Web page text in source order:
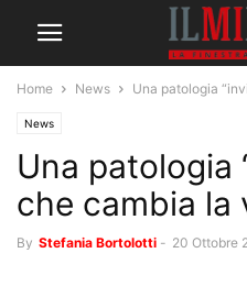
Home News Una patologia
News
Una patologia
che cambia la
By Stefania Bortolotti - 20 Ottobre